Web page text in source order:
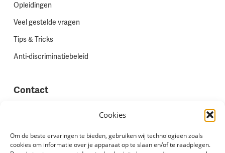
Cookies
Om de beste ervaringen te bieden, gebruiken wij technologieën zoals
cookies om informatie over je apparaat op te slaan en/of te raadplegen.
Opleidingen
Veel gestelde vragen
Tips & Tricks
Anti-discriminatiebeleid
Contact
Site feedback